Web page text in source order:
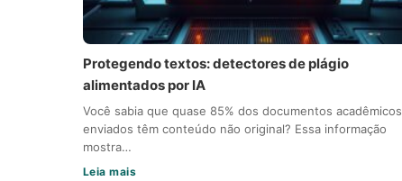
Protegendo textos: detectores de plágio
alimentados por IA
Você sabia que quase 85% dos documentos acadêmicos
enviados têm conteúdo não original? Essa informação
mostra…
Leia mais